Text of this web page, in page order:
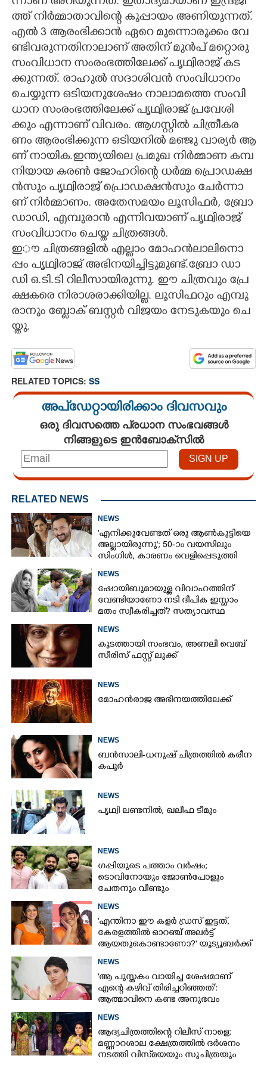
ത്ത് ​നി​ർ​മ്മാ​താ​വി​ന്റെ​ ​കു​പ്പാ​യം​ ​അ​ണി​യു​ന്ന​ത്.​
എൽ​ 3​ ​ആ​രം​ഭി​ക്കാ​ൻ​ ​ഏ​റെ​ ​മു​ന്നൊ​രു​ക്കം​ ​വേ​
ണ്ടി​വ​രു​ന്ന​തി​നാ​ലാ​ണ് അതിന് മുൻപ് ​മ​റ്റൊ​രു​ ​
സം​വി​ധാ​ന​ ​സം​രം​ഭ​ത്തി​ലേ​ക്ക് ​പൃ​ഥ്വി​രാ​ജ് ​ക​ട​
ക്കു​ന്ന​ത്.​ ​രാ​ഹു​ൽ​ ​സ​ദാ​ശി​വ​ൻ​ ​സം​വി​ധാ​നം​ ​
ചെ​യ്യു​ന്ന​ ​ഒ​ടി​യ​നു​ശേ​ഷം​ ​നാ​ലാ​മ​ത്തെ​ ​സം​വി​
ധാ​ന​ ​സം​രം​ഭ​ത്തി​ലേ​ക്ക് ​പൃ​ഥ്വി​രാ​ജ് ​പ്ര​വേ​ശി​
ക്കും​ ​എ​ന്നാ​ണ് ​വി​വ​രം.​ ​ആ​ഗ​സ്റ്റി​ൽ​ ​ചി​ത്രീ​ക​ര​
ണം​ ​ആ​രം​ഭി​ക്കു​ന്ന​ ​ഒ​ടി​യ​നി​ൽ​ ​മ​ഞ്ജു​ ​വാ​ര്യ​ർ​ ​ആ​
ണ് ​നാ​യി​ക.​ഇ​ന്ത്യ​യി​ലെ​ ​പ്ര​മു​ഖ​ ​നി​‌​ർ​മ്മാ​ണ​ ​ക​മ്പ​
നി​യാ​യ​ ​ക​ര​ൺ​ ​ജോ​ഹ​റി​ന്റെ​ ​ധ​ർ​മ്മ​ ​പ്രൊ​ഡ​ക്ഷ​
ൻ​സും​ ​പൃ​ഥ്വി​രാ​ജ് ​പ്രൊ​ഡ​ക്ഷ​ൻ​സും​ ​ചേ​ർ​ന്നാ​
ണ് ​നി​ർ​മ്മാ​ണം.​ ​അ​തേ​സ​മ​യം​ ​ലൂ​സി​ഫ​ർ,​ ​ബ്രോ​
ഡാ​ഡി,​ ​എ​മ്പു​രാ​ൻ​ ​എ​ന്നി​വ​യാ​ണ് ​പൃ​ഥ്വി​രാ​ജ് ​
സം​വി​ധാ​നം​ ​ചെ​യ്ത​ ​ചി​ത്ര​ങ്ങ​ൾ.​ ​
ഇൗ​ ​ചി​ത്ര​ങ്ങ​ളി​ൽ​ ​എ​ല്ലാം​ ​മോ​ഹ​ൻ​ലാ​ലി​നൊ​
പ്പം​ ​പൃ​ഥ്വി​രാ​ജ് ​അ​ഭി​ന​യി​ച്ചി​ട്ടു​മു​ണ്ട്.ബ്രോ​ ​ഡാ​
ഡി​ ​ഒ.​ടി.​ടി​ ​റി​ലീ​സാ​യി​രു​ന്നു.​ ​ഈ​ ​ചി​ത്ര​വും​ ​പ്രേ​
ക്ഷ​ക​രെ​ ​നി​രാ​ശ​രാ​ക്കി​യി​ല്ല.​ ​ലൂ​സി​ഫ​റും​ ​എ​മ്പു​
രാ​നും​ ​ബ്ളോ​ക് ​ബ​സ്റ്റ​ർ​ ​വി​ജ​യം​ ​നേ​ടു​ക​യും​ ​ചെ​
യ്തു.
RELATED TOPICS: SS
അപ്ഡേറ്റായിരിക്കാം ദിവസവും
ഒരു ദിവസത്തെ പ്രധാന സംഭവങ്ങൾ
നിങ്ങളുടെ ഇൻബോക്സിൽ
RELATED NEWS
NEWS
'എനിക്കുവേണ്ടത് ഒരു ആൺകുട്ടിയെ
അല്ലായിരുന്നു'; 50-ാം വയസിലും
സിംഗിൾ, കാരണം വെളിപ്പെടുത്തി
NEWS
ഷോയിബുമായുള്ള വിവാഹത്തിന്
വേണ്ടിയാണോ നടി ദീപിക ഇസ്ലാം
മതം സ്വീകരിച്ചത്? സത്യാവസ്ഥ
NEWS
കൂടത്തായി സംഭവം, അണലി വെബ്
സീരിസ് ഫസ്റ്റ് ലുക്ക്
NEWS
മോഹൻരാജ അഭിനയത്തിലേക്ക്
NEWS
ബൻസാലി-ധനുഷ് ചിത്രത്തിൽ കരീന
കപൂർ
NEWS
പൃഥ്വി ലണ്ടനിൽ, ഖലീഫ ടീമും
NEWS
ഗപ്പിയുടെ പത്താം വർഷം;​
ടൊവിനോയും ജോൺപോളും
ചേതനും വീണ്ടും
NEWS
'എന്തിനാ ഈ കളർ ഡ്രസ് ഇട്ടത്,
കേരളത്തിൽ ഓറഞ്ച് അല‌ർട്ട്
ആയതുകൊണ്ടാണോ?' യൂട്യൂബർക്ക്
NEWS
'ആ പുസ്തകം വായിച്ച ശേഷമാണ്
എന്റെ കഴിവ് തിരിച്ചറിഞ്ഞത്':
ആത്മാവിനെ കണ്ട അനുഭവം
NEWS
ആദ്യചിത്രത്തിന്റെ റിലീസ് നാളെ;
മണ്ണാറശാല ക്ഷേത്രത്തിൽ ദർശനം
നടത്തി വിസ്‌മയയും സുചിത്രയും